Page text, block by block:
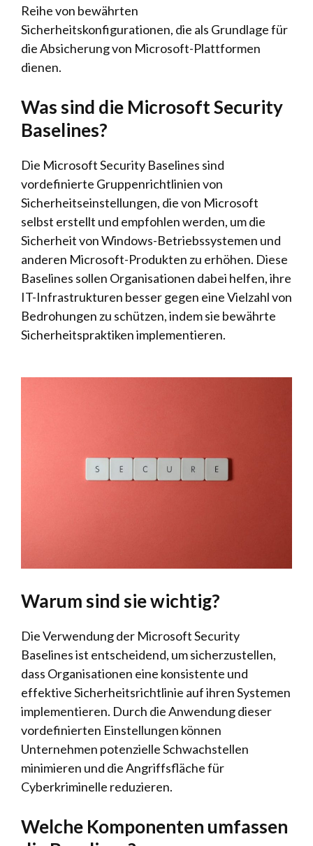
Reihe von bewährten
Sicherheitskonfigurationen, die als Grundlage für
die Absicherung von Microsoft-Plattformen
dienen.
Was sind die Microsoft Security
Baselines?
Die Microsoft Security Baselines sind
vordefinierte Gruppenrichtlinien von
Sicherheitseinstellungen, die von Microsoft
selbst erstellt und empfohlen werden, um die
Sicherheit von Windows-Betriebssystemen und
anderen Microsoft-Produkten zu erhöhen. Diese
Baselines sollen Organisationen dabei helfen, ihre
IT-Infrastrukturen besser gegen eine Vielzahl von
Bedrohungen zu schützen, indem sie bewährte
Sicherheitspraktiken implementieren.
Warum sind sie wichtig?
Die Verwendung der Microsoft Security
Baselines ist entscheidend, um sicherzustellen,
dass Organisationen eine konsistente und
effektive Sicherheitsrichtlinie auf ihren Systemen
implementieren. Durch die Anwendung dieser
vordefinierten Einstellungen können
Unternehmen potenzielle Schwachstellen
minimieren und die Angriffsfläche für
Cyberkriminelle reduzieren.
Welche Komponenten umfassen